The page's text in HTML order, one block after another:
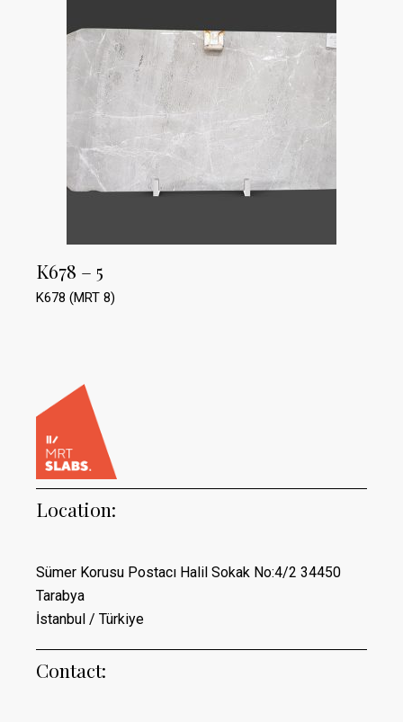
K678 – 5
K678 (MRT 8)
Location:
Sümer Korusu Postacı Halil Sokak No:4/2 34450
Tarabya
İstanbul / Türkiye
Contact: